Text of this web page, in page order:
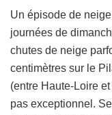
Un épisode de
journées de
chutes de neige
centimètres sur le
(entre Haute-Loire
pas exceptionnel.